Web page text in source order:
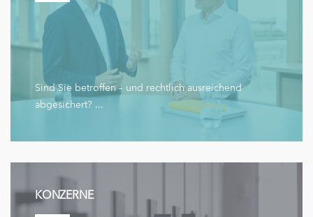
Sind Sie betroffen – und rechtlich ausreichend
abgesichert? ...
KONZERNE